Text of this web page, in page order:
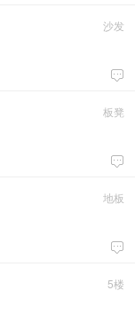
沙发

板凳

地板

5楼